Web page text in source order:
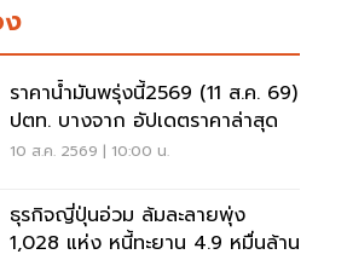
ราคาน้ำมันพรุ่งนี้2569 (11 ส.ค. 69)
ปตท. บางจาก อัปเดตราคาล่าสุด
10 ส.ค. 2569 | 10:00 น.
ธุรกิจญี่ปุ่นอ่วม ล้มละลายพุ่ง
1,028 แห่ง หนี้ทะยาน 4.9 หมื่นล้าน